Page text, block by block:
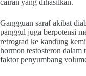
cairan yang dihasilkan.
Gangguan saraf akibat
panggul juga berpotensi
retrograd ke kandung
hormon testosteron dalam
faktor penyumbang